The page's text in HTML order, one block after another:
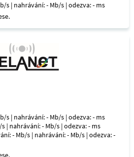
s | nahrávání: - Mb/s | odezva: - ms
s | nahrávání: - Mb/s | odezva: - ms
| nahrávání: - Mb/s | odezva: - ms
- Mb/s | nahrávání: - Mb/s | odezva: -